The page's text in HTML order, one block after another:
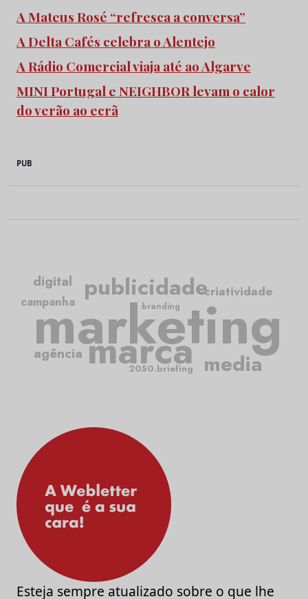
A Mateus Rosé “refresca a conversa”
A Delta Cafés celebra o Alentejo
A Rádio Comercial viaja até ao Algarve
MINI Portugal e NEIGHBOR levam o calor
do verão ao ecrã
PUB
marketing
publicidade
marca
criatividade
campanha
media
agência
digital
2050.briefing
branding
Esteja sempre atualizado sobre o que lhe